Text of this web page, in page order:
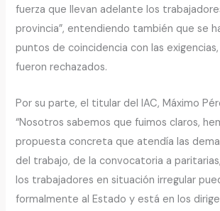
fuerza que llevan adelante los
provincia”, entendiendo también que se
puntos de coincidencia con las
fueron rechazados.
Por su parte, el titular del IAC, Máximo
“Nosotros sabemos que fuimos claros,
propuesta concreta que atendía las
del trabajo, de la convocatoria a
los trabajadores en situación irregular
formalmente al Estado y está en los